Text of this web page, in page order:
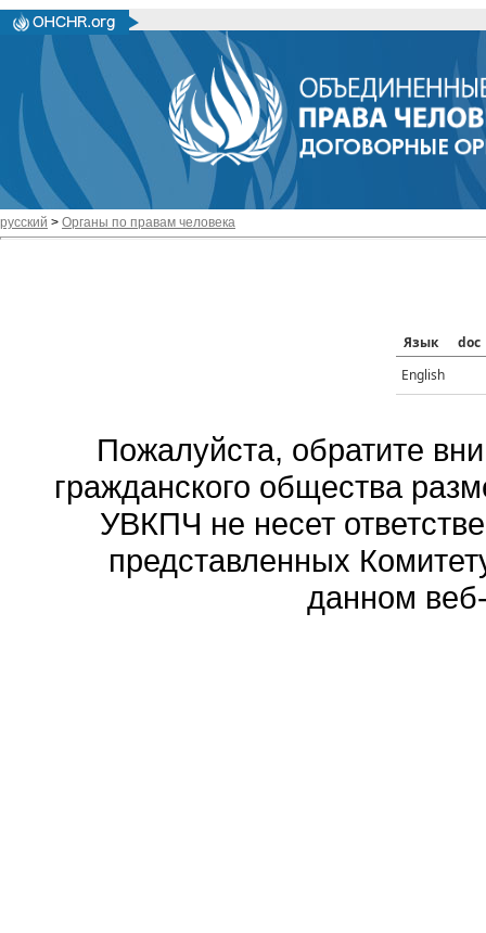
русский > Органы по правам человека
Язык
doc
English
Пожалуйста, обратите
гражданского общества
УВКПЧ не несет
представленных
данном